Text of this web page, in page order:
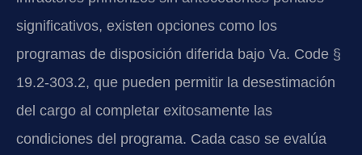
significativos, existen opciones como los
programas de disposición diferida bajo Va. Code §
19.2-303.2, que pueden permitir la desestimación
del cargo al completar exitosamente las
condiciones del programa. Cada caso se evalúa